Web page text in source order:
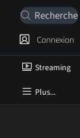
Streaming
Plus...
Connexion